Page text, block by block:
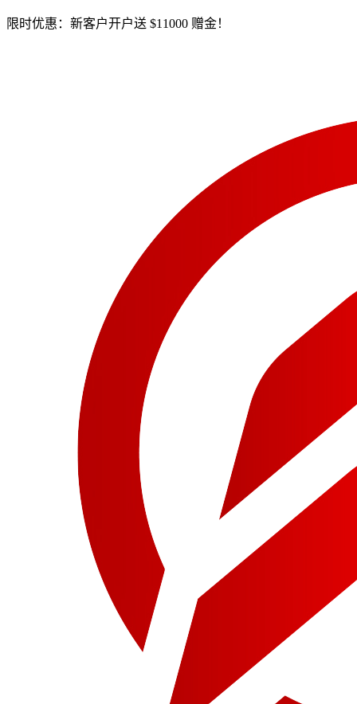
限时优惠：新客户开户送 $11000 赠金！